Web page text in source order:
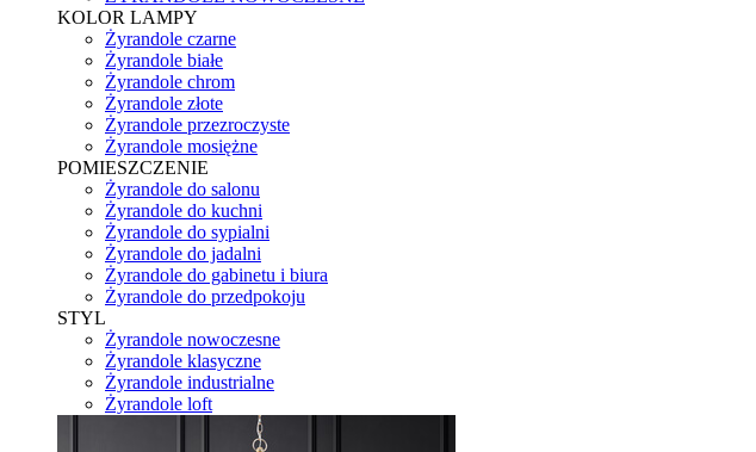
KOLOR LAMPY
Żyrandole czarne
Żyrandole białe
Żyrandole chrom
Żyrandole złote
Żyrandole przezroczyste
Żyrandole mosiężne
POMIESZCZENIE
Żyrandole do salonu
Żyrandole do kuchni
Żyrandole do sypialni
Żyrandole do jadalni
Żyrandole do gabinetu i biura
Żyrandole do przedpokoju
STYL
Żyrandole nowoczesne
Żyrandole klasyczne
Żyrandole industrialne
Żyrandole loft